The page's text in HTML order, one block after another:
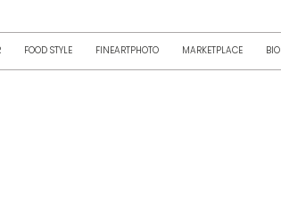
FOOD STYLE FINEARTPHOTO MARKETPLACE BIO